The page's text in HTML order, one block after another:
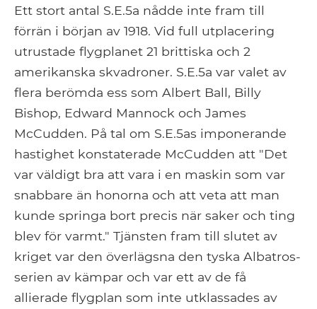
Ett stort antal S.E.5a nådde inte fram till
förrän i början av 1918. Vid full utplacering
utrustade flygplanet 21 brittiska och 2
amerikanska skvadroner. S.E.5a var valet av
flera berömda ess som Albert Ball, Billy
Bishop, Edward Mannock och James
McCudden. På tal om S.E.5as imponerande
hastighet konstaterade McCudden att "Det
var väldigt bra att vara i en maskin som var
snabbare än honorna och att veta att man
kunde springa bort precis när saker och ting
blev för varmt." Tjänsten fram till slutet av
kriget var den överlägsna den tyska Albatros-
serien av kämpar och var ett av de få
allierade flygplan som inte utklassades av